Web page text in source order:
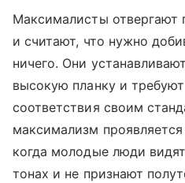
Максималисты отвергают
и считают, что нужно
ничего. Они
высокую планку и
соответствия своим
максимализм
когда молодые люди
тонах и не признают